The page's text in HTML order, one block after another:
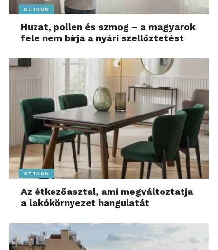
OTTHON
Huzat, pollen és szmog – a magyarok
fele nem bírja a nyári szellőztetést
OTTHON
Az étkezőasztal, ami megváltoztatja
a lakókörnyezet hangulatát